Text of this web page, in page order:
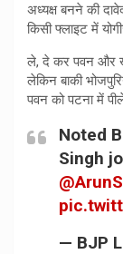
अध्यक्ष बनने की
किसी फ्लाइट में
ले, दे कर पवन और
लेकिन बाकी
पवन को पटना में
Noted
Singh
— BJP